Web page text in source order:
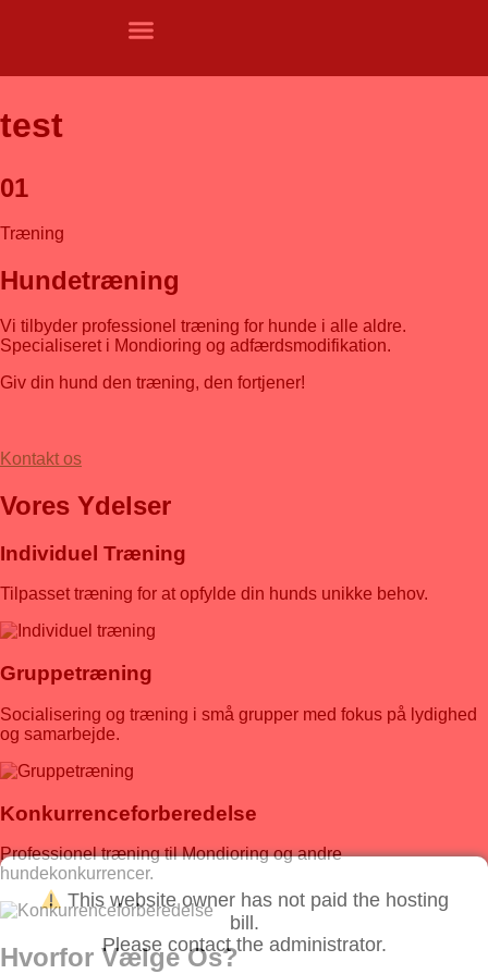
test
01
Træning
Hundetræning
Vi tilbyder professionel træning for hunde i alle aldre.
Specialiseret i Mondioring og adfærdsmodifikation.
Giv din hund den træning, den fortjener!
Kontakt os
Vores Ydelser
Individuel Træning
Tilpasset træning for at opfylde din hunds unikke behov.
Gruppetræning
Socialisering og træning i små grupper med fokus på lydighed
og samarbejde.
Konkurrenceforberedelse
Professionel træning til Mondioring og andre
hundekonkurrencer.
Hvorfor Vælge Os?
This website owner has not paid the hosting
bill.
Please contact the administrator.